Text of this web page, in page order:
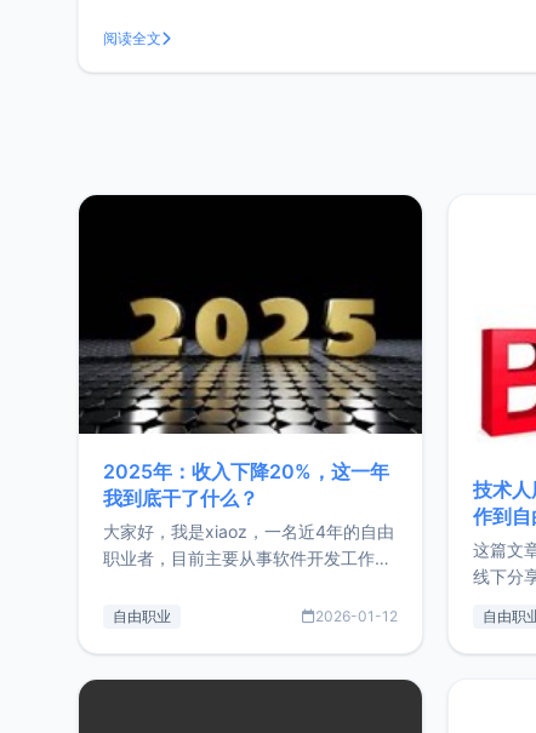
阅读全文
2025年：收入下降20%，这一年
我到底干了什么？
大家好，我是xiaoz，一名近4年的自由
职业者，目前主要从事软件开发工作。
的总结，内容主要包括：工作、学习、
自由职业 2026-01-12
技术
作到自
这篇文
线下分
版，分
通过博
的一个
自由职